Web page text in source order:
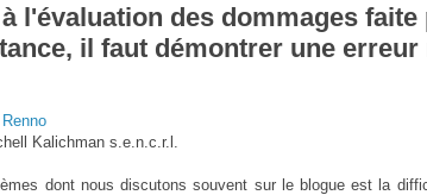
l'évaluation des dommages faite
il faut démontrer une erreur
Kalichman s.e.n.c.r.l.
dont nous discutons souvent sur le blogue est la